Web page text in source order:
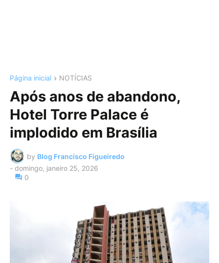
Página inicial NOTÍCIAS
Após anos de abandono,
Hotel Torre Palace é
implodido em Brasília
by Blog Francisco Figueiredo
- domingo, janeiro 25, 2026
0